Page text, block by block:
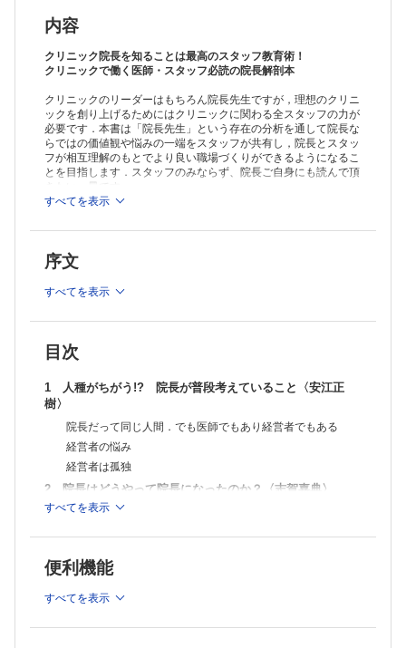
タイプ別コミュニケーション法
【COLUMN】 「第一印象」がもたらす相乗効果〈尾崎友哉〉
4 院長と勤務医では考え方は異なる！ なぜ？〈多田遼祐〉
ここが違う！ 院長と勤務医の仕事内容
クリニックの院長の3つの大きな役割
勤務医から開業医になって増える代表的な業務
開業医のメリットとデメリット
院長も同じ人間
【COLUMN】目は口ほどに物を言う〈尾崎友哉〉
5 院長が期待していること，やってほしくないこと院長の悪い癖一覧
〈多田遼祐〉
怒りたいわけではない！ スタッフに期待していること
院長を怒らせない！ スタッフにやってほしくないこと
院長の悪い癖と対処方法
【COLUMN】仕事を早く覚える方法と大切なポイント〈尾崎友哉〉
6 院長に直して欲しい癖がある時の対処法〈安江正樹〉
院長からYesを引き出すテクニックとは？
【ケース1】院長に「あまり怒らないでほしい」に対して，「Yes」
を引き出すための質問を一緒に考えてみましょう
【ケース2】「 急にあれどうなっている？」と確認する院長に対し
て，依頼や確認の仕方を変えてもらうことに対して，「Yes」を引き出
すための質問を一緒に考えてみましょう
【COLUMN】言いづらいことを伝える力〈尾崎友哉〉
7 コレが院長を怒らせる！ やってはいけない行動，対応〈西條弘
良いと思ってしたことでなぜ怒られるの？
院長を怒らせた後はこうしよう！
【COLUMN】もう振り回されない！ 事実と解釈の考え方〈尾崎友
哉〉
8 意外と苦労している院長の心労ベスト５〈多田遼祐〉
内容
クリニック院長を知ることは最高のスタッフ教育術！
クリニックで働く医師・スタッフ必読の院長解剖本
クリニックのリーダーはもちろん院長先生ですが，理想のクリニ
ックを創り上げるためにはクリニックに関わる全スタッフの力が
必要です．本書は「院長先生」という存在の分析を通して院長な
らではの価値観や悩みの一端をスタッフが共有し，院長とスタッ
フが相互理解のもとでより良い職場づくりができるようになるこ
とを目指します．スタッフのみならず、院長ご自身にも読んで頂
きたい一冊です．
製品のご購入後、「購入済ライセンス一覧」より、オンライン環
認ください。
推奨ブラウザ： Firefox 最新版 / Google Chrome 最新版 / Safari
最新版
すべてを表示
序文
すべてを表示
目次
1 人種がちがう!? 院長が普段考えていること〈安江正
樹〉
院長だって同じ人間．でも医師でもあり経営者でもある
経営者の悩み
経営者は孤独
2 院長はどうやって院長になったのか？〈志賀嘉典〉
医師や歯科医師，柔道整復師にはこうやってなれる
経営や組織の管理が得意だから院長になった人はわずか？
3 タイプ別院長対応法〈中川淳一朗〉
すべてを表示
便利機能
すべてを表示